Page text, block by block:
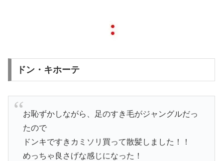
ドン・キホーテ
お恥ずかしながら、足のすき毛がジャングルだっ
たので
ドンキですきカミソリ買って散髪しました！！
めっちゃ良さげな感じになった！